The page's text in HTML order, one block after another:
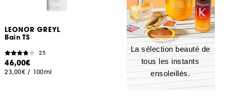
LEONOR GREYL
Bain TS
25
46,00€
23,00€ / 100ml
La sélection beauté de
tous les instants
ensoleillés.